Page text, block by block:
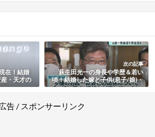
在！結婚
・天才の
次の記事
萩生田光一の身長や学歴＆若い
頃！結婚した嫁と子供(息子/娘)・
資産・統一教会との関係まとめ
広告 / スポンサーリンク